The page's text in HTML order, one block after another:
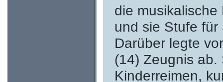
die
und sie Stufe
Darüber legte
(14) Zeugnis ab.
Kinderreimen,